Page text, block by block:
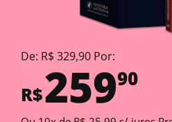
De: R$ 329,90 Por:
R$25990